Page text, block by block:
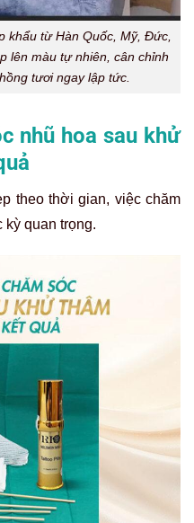
khẩu từ Hàn Quốc, Mỹ, Đức,
lên màu tự nhiên, cân chỉnh
tươi ngay lập tức.
nhũ hoa sau khử
theo thời gian, việc chăm
kỳ quan trọng.